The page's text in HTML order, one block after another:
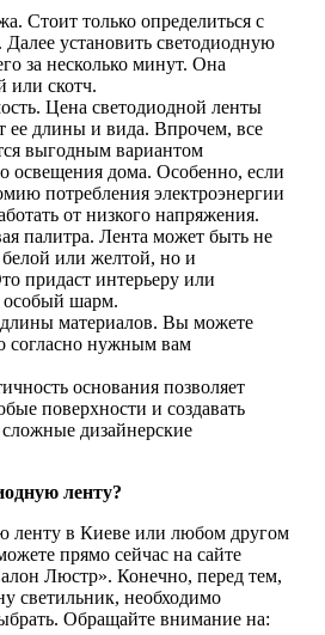
Стоит только определиться с
установить светодиодную
за несколько минут. Она
или скотч.
Цена светодиодной ленты
ее длины и вида. Впрочем, все
выгодным вариантом
освещения дома. Особенно, если
потребления электроэнергии
от низкого напряжения.
палитра. Лента может быть не
или желтой, но и
придаст интерьеру или
особый шарм.
материалов. Вы можете
согласно нужным вам
основания позволяет
поверхности и создавать
сложные дизайнерские
ленту?
ленту в Киеве или любом другом
прямо сейчас на сайте
Люстр». Конечно, перед тем,
светильник, необходимо
Обращайте внимание на: